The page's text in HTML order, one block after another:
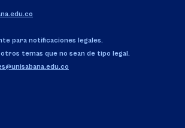
para notificaciones legales.
temas que no sean de tipo legal.